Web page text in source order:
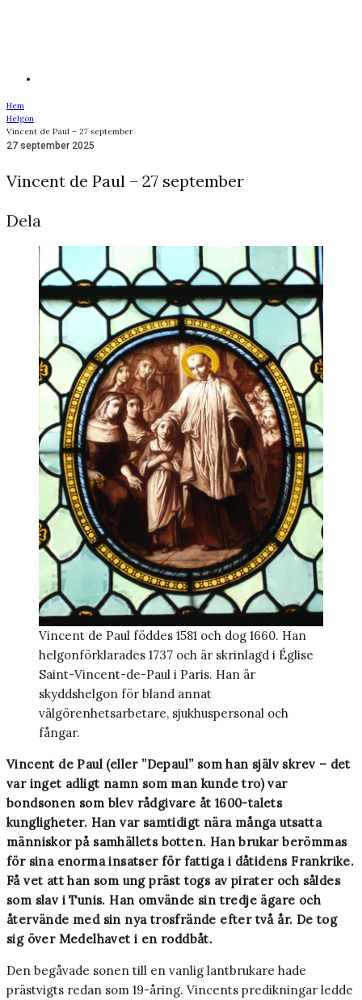
Hem
Helgon
Vincent de Paul – 27 september
27 september 2025
Vincent de Paul – 27 september
Dela
Vincent de Paul föddes 1581 och dog 1660. Han
helgonförklarades 1737 och är skrinlagd i Église
Saint-Vincent-de-Paul i Paris. Han är
skyddshelgon för bland annat
välgörenhetsarbetare, sjukhuspersonal och
fångar.
Vincent de Paul (eller ”Depaul” som han själv skrev – det
var inget adligt namn som man kunde tro) var
bondsonen som blev rådgivare åt 1600-­talets
kungligheter. Han var samtidigt nära många utsatta
människor på samhällets botten. Han brukar berömmas
för sina enorma insatser för fattiga i dåtidens Frankrike.
Få vet att han som ung präst togs av pirater och såldes
som slav i Tunis. Han omvände sin tredje ägare och
återvände med sin nya trosfrände efter två år. De tog
sig över Medelhavet i en roddbåt.
Den begåvade sonen till en vanlig lantbrukare hade
prästvigts redan som 19-åring. Vincents predikningar ledde